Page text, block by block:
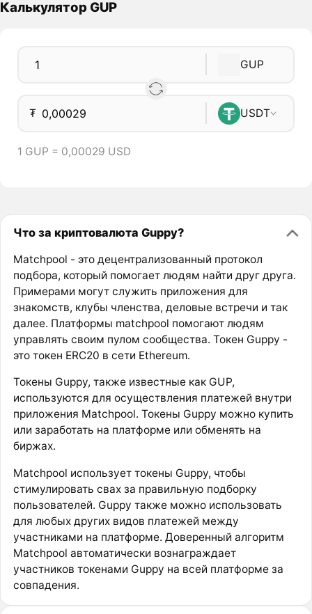
Калькулятор GUP
GUP
₮ USDT
1 GUP = 0,00029 USD
Что за криптовалюта Guppy?
Matchpool - это децентрализованный протокол
подбора, который помогает людям найти друг друга.
Примерами могут служить приложения для
знакомств, клубы членства, деловые встречи и так
далее. Платформы matchpool помогают людям
управлять своим пулом сообщества. Токен Guppy -
это токен ERC20 в сети Ethereum.
Токены Guppy, также известные как GUP,
используются для осуществления платежей внутри
приложения Matchpool. Токены Guppy можно купить
или заработать на платформе или обменять на
биржах.
Matchpool использует токены Guppy, чтобы
стимулировать свах за правильную подборку
пользователей. Guppy также можно использовать
для любых других видов платежей между
участниками на платформе. Доверенный алгоритм
Matchpool автоматически вознаграждает
участников токенами Guppy на всей платформе за
совпадения.